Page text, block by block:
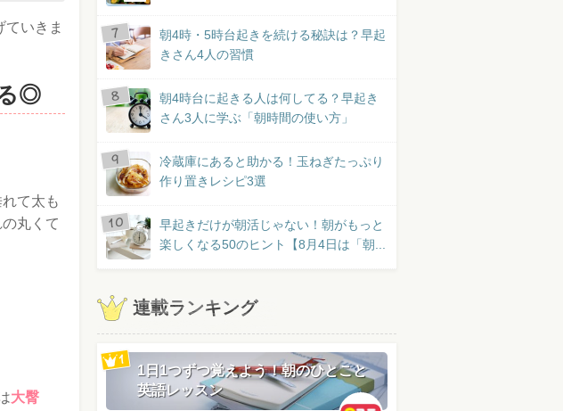
いきま
◎
て太も
丸くて
大臀
朝4時・5時台起きを続ける秘訣は？早起
きさん4人の習慣
朝4時台に起きる人は何してる？早起き
さん3人に学ぶ「朝時間の使い方」
冷蔵庫にあると助かる！玉ねぎたっぷり
作り置きレシピ3選
早起きだけが朝活じゃない！朝がもっと
楽しくなる50のヒント【8月4日は「朝...
連載ランキング
1日1つずつ覚えよう！朝のひとこと
英語レッスン